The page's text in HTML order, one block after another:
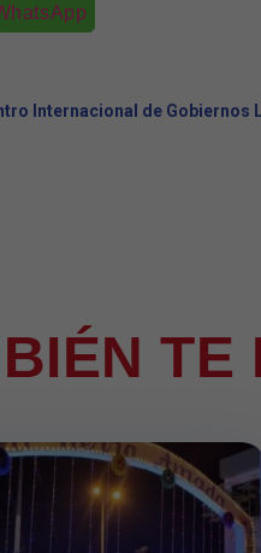
Internacional de Gobiernos